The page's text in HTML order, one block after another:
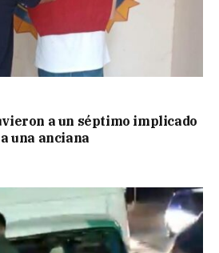
a un séptimo implicado
una anciana